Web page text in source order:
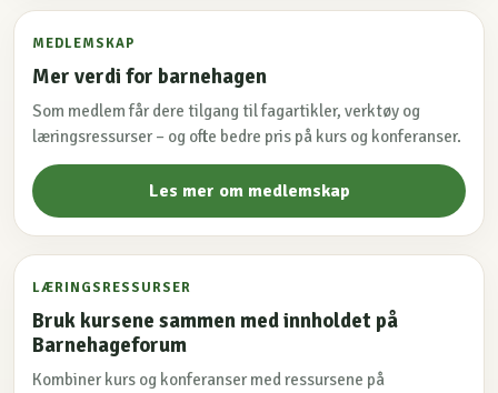
MEDLEMSKAP
Mer verdi for barnehagen
Som medlem får dere tilgang til fagartikler, verktøy og
læringsressurser – og ofte bedre pris på kurs og konferanser.
Les mer om medlemskap
LÆRINGSRESSURSER
Bruk kursene sammen med innholdet på
Barnehageforum
Kombiner kurs og konferanser med ressursene på